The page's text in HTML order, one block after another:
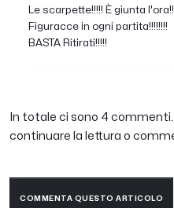
Le scarpette!!!!! È giunta
Figuracce in ogni partita!!!!!!!!
BASTA Ritirati!!!!!
In totale ci sono 4
continuare la lettura o
COMMENTA QUESTO ARTICOLO